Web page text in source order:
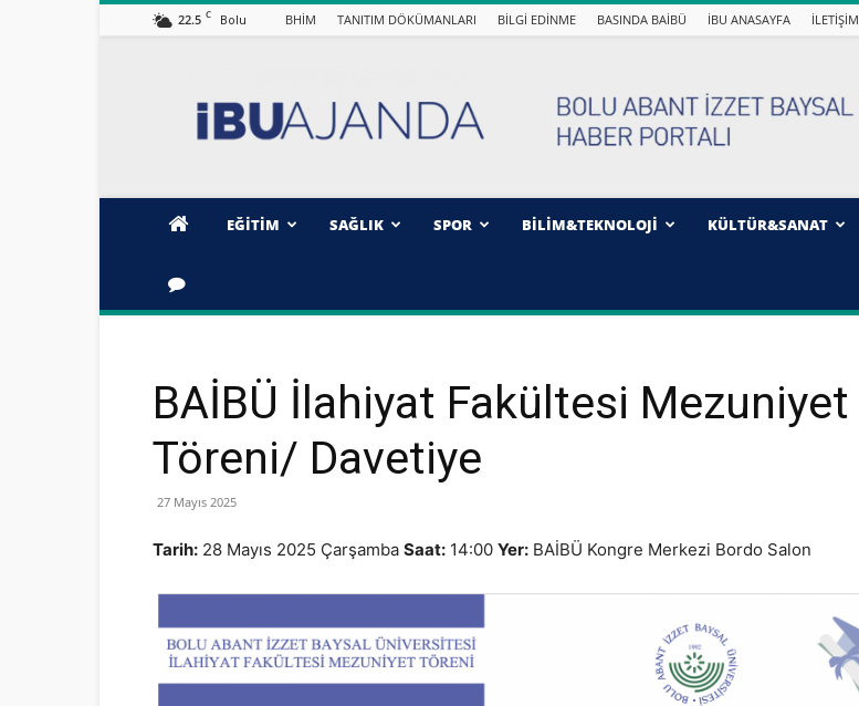
22.5 C Bolu BHİM TANITIM DÖKÜMANLARI BİLGİ EDİNME BASINDA BAİBÜ İBU ANASAYFA İLETİŞİM
EĞİTİM SAĞLIK SPOR BİLİM&TEKNOLOJİ KÜLTÜR&SANAT
BAİBÜ İlahiyat Fakültesi Mezuniyet
Töreni/ Davetiye
27 Mayıs 2025
Tarih: 28 Mayıs 2025 Çarşamba Saat: 14:00 Yer: BAİBÜ Kongre Merkezi Bordo Salon